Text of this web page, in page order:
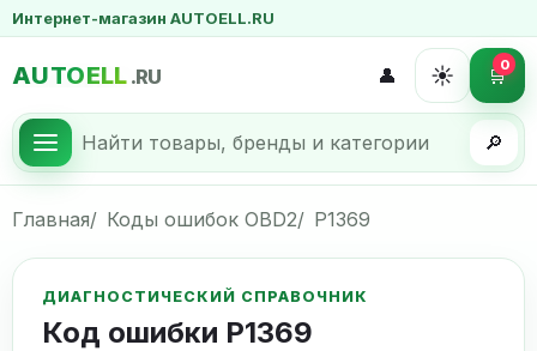
Интернет-магазин AUTOELL.RU
AUTOELL .RU
🔎
👤 ☀️ 🛒0
Главная Коды ошибок OBD2 P1369
ДИАГНОСТИЧЕСКИЙ СПРАВОЧНИК
Код ошибки P1369